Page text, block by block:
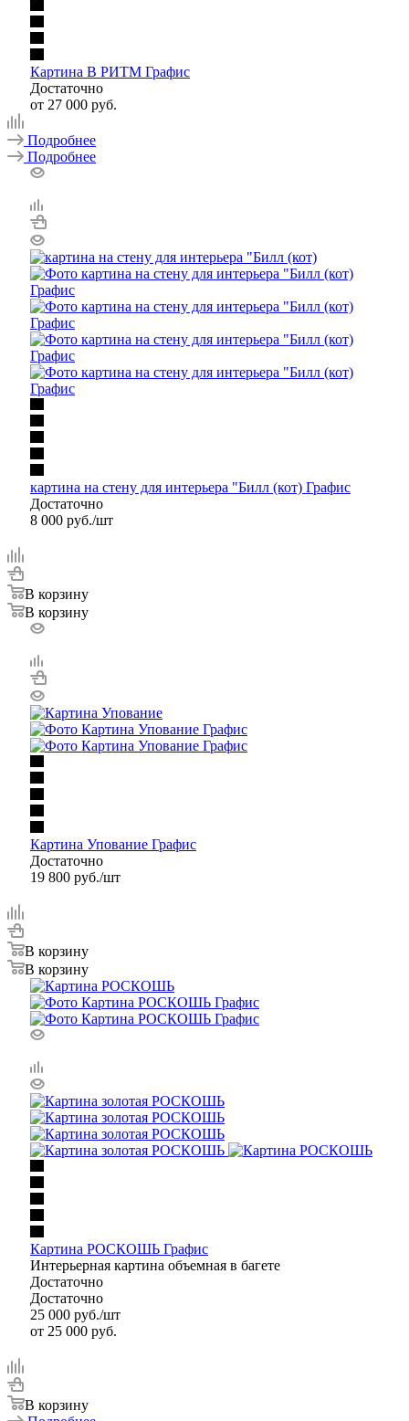
Картина В РИТМ Графис
Достаточно
от 27 000 руб.
Подробнее
Подробнее
картина на стену для интерьера "Билл (кот) Графис
Достаточно
8 000 руб./шт
В корзину
В корзину
Картина Упование Графис
Достаточно
19 800 руб./шт
В корзину
В корзину
Картина РОСКОШЬ Графис
Интерьерная картина объемная в багете
Достаточно
Достаточно
25 000 руб./шт
от 25 000 руб.
В корзину